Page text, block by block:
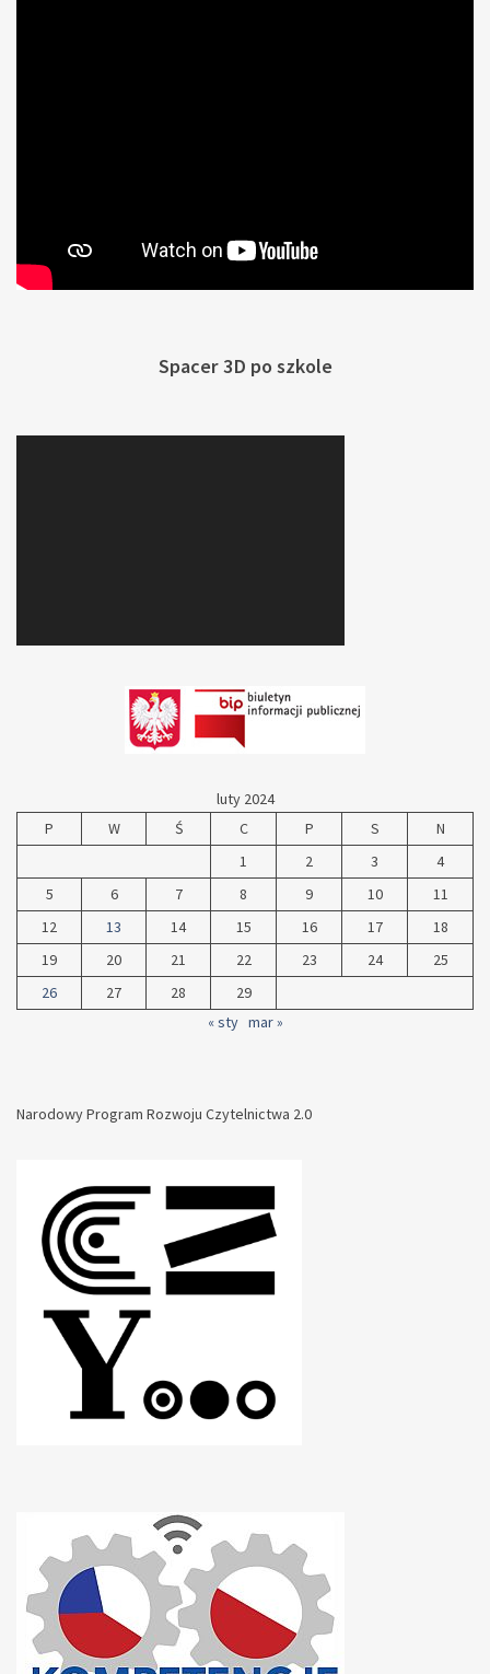
Spacer 3D po szkole
luty 2024
P
W Ś C P S
N
1
2 3
4
5
6 7 8 9 10
11
12
13 14 15 16 17
18
19
20 21 22 23 24
25
26
27 28
29
« sty mar »
Narodowy Program Rozwoju Czytelnictwa 2.0